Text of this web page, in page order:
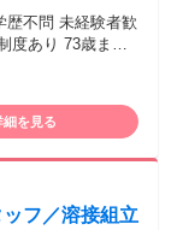
不問 未経験者歓
度あり 73歳まで
細を見る
フ／溶接組立